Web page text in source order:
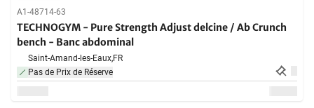
A1-48714-63
TECHNOGYM - Pure Strength Adjust delcine / Ab Crunch
bench - Banc abdominal
Saint-Amand-les-Eaux,FR
Pas de Prix de Réserve